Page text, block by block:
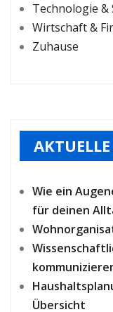
Technologie &
Wirtschaft &
Zuhause
Wie ein
für deinen
Übersicht